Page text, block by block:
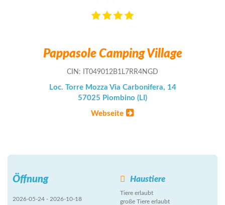
Pappasole Camping Village
CIN: IT049012B1L7RR4NGD
Loc. Torre Mozza Via Carbonifera, 14
57025 Piombino (LI)
Webseite
Öffnung
2026-05-24 - 2026-10-18
Haustiere
Tiere erlaubt
große Tiere erlaubt